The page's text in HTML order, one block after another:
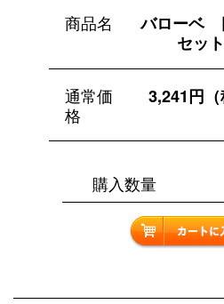
商品名
バローベ
セッ
通常価
格
3,241円（
購入数量